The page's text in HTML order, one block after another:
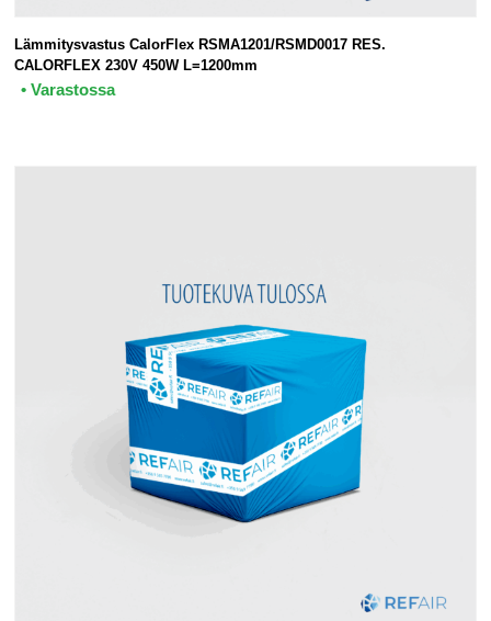
Lämmitysvastus CalorFlex RSMA1201/RSMD0017 RES.
CALORFLEX 230V 450W L=1200mm
• Varastossa